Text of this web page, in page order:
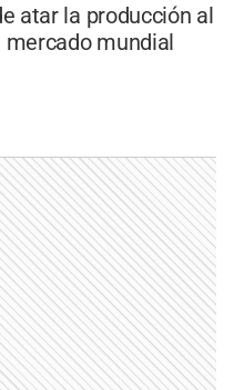
atar la producción al
mercado mundial